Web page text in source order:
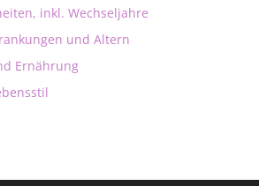
inkl. Wechseljahre
und Altern
Ernährung